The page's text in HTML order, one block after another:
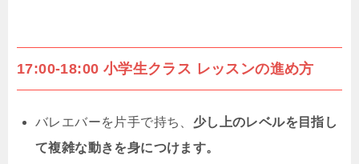
17:00-18:00 小学生クラス レッスンの進め方
バレエバーを片手で持ち、 少し上のレベルを目指し
て複雑な動きを身につけます。